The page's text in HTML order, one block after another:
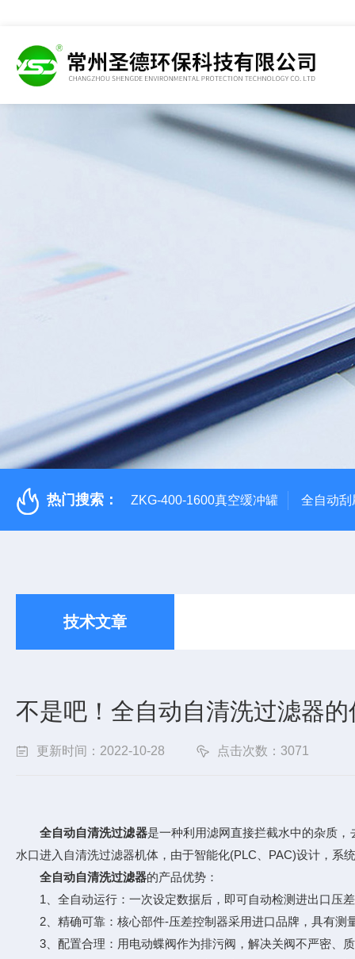
热门搜索： ZKG-400-1600真空缓冲罐 全自动刮
技术文章
不是吧！全自动自清洗过滤器
更新时间：2022-10-28 点击次数：3071
全自动自清洗过滤器是一种利用滤网直接拦截水中的杂质
水口进入自清洗过滤器机体，由于智能化(PLC、PAC)设计，系
全自动自清洗过滤器的产品优势：
1、全自动运行：一次设定数据后，即可自动检测进出口压
2、精确可靠：核心部件-压差控制器采用进口品牌，具有测
3、配置合理：用电动蝶阀作为排污阀，解决关阀不严密、